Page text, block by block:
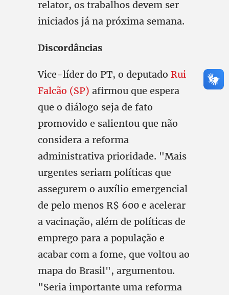
relator, os trabalhos devem ser
iniciados já na próxima semana.
Discordâncias
Vice-líder do PT, o deputado Rui
Falcão (SP) afirmou que espera
que o diálogo seja de fato
promovido e salientou que não
considera a reforma
administrativa prioridade. "Mais
urgentes seriam políticas que
assegurem o auxílio emergencial
de pelo menos R$ 600 e acelerar
a vacinação, além de políticas de
emprego para a população e
acabar com a fome, que voltou ao
mapa do Brasil", argumentou.
"Seria importante uma reforma